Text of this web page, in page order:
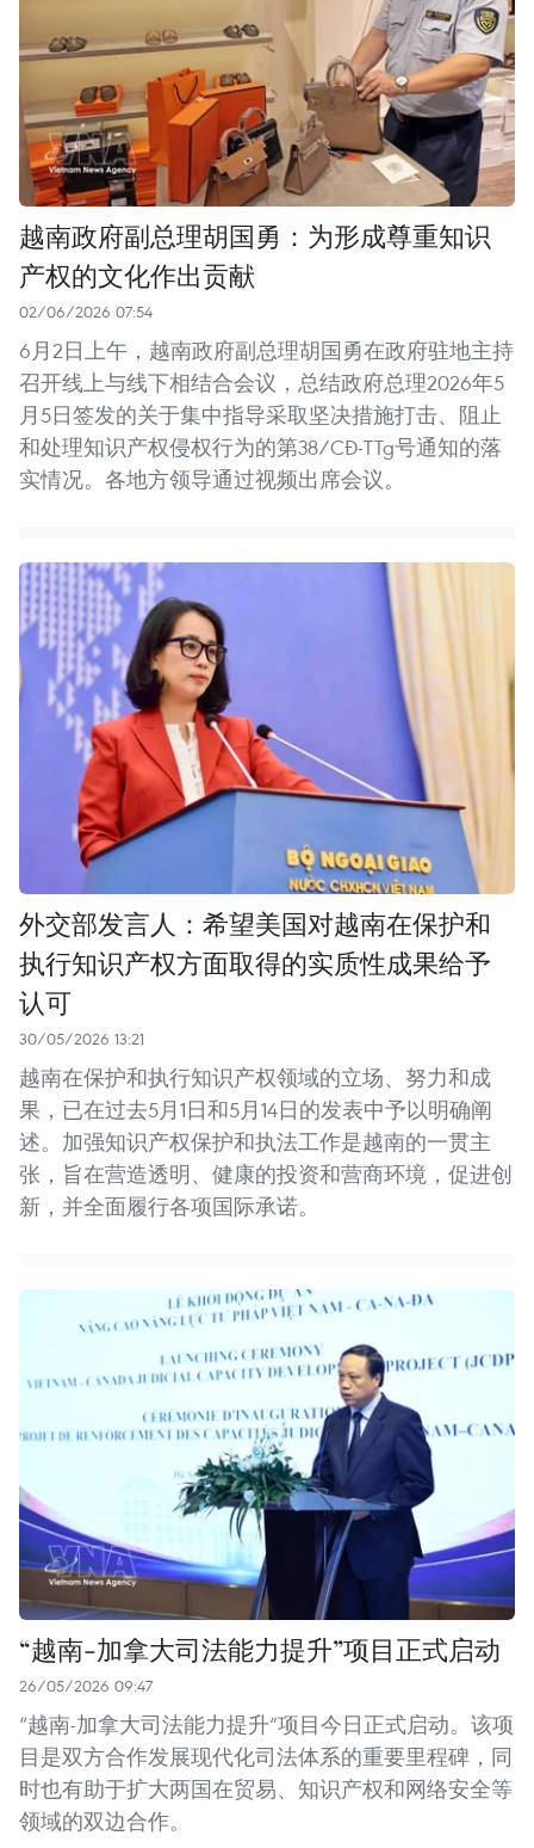
越南政府副总理胡国勇：为形成尊重知识
产权的文化作出贡献
02/06/2026 07:54
6月2日上午，越南政府副总理胡国勇在政府驻地主持
召开线上与线下相结合会议，总结政府总理2026年5
月5日签发的关于集中指导采取坚决措施打击、阻止
和处理知识产权侵权行为的第38/CĐ-TTg号通知的落
实情况。各地方领导通过视频出席会议。
外交部发言人：希望美国对越南在保护和
执行知识产权方面取得的实质性成果给予
认可
30/05/2026 13:21
越南在保护和执行知识产权领域的立场、努力和成
果，已在过去5月1日和5月14日的发表中予以明确阐
述。加强知识产权保护和执法工作是越南的一贯主
张，旨在营造透明、健康的投资和营商环境，促进创
新，并全面履行各项国际承诺。
“越南-加拿大司法能力提升”项目正式启动
26/05/2026 09:47
“越南-加拿大司法能力提升”项目今日正式启动。该项
目是双方合作发展现代化司法体系的重要里程碑，同
时也有助于扩大两国在贸易、知识产权和网络安全等
领域的双边合作。